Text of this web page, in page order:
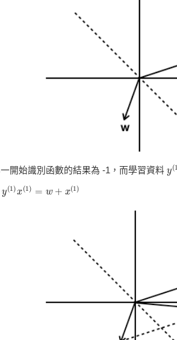
一開始識別函數的結果為 -1，而學習資料 y(1
y(
y(1)x(1) = w + x(1)
(1)x(1)= w+ x(1)